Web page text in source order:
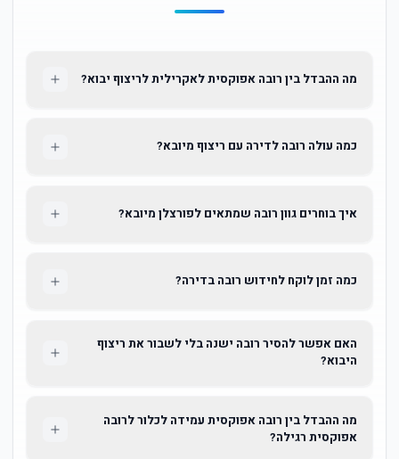
מה ההבדל בין רובה אפוקסית לאקרילית לריצוף יבוא?
כמה עולה רובה לדירה עם ריצוף מיובא?
איך בוחרים גוון רובה שמתאים לפורצלן מיובא?
כמה זמן לוקח לחידוש רובה בדירה?
האם אפשר להסיר רובה ישנה בלי לשבור את ריצוף
היבוא?
מה ההבדל בין רובה אפוקסית עמידה לכלור לרובה
אפוקסית רגילה?